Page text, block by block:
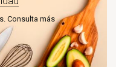
Consulta más